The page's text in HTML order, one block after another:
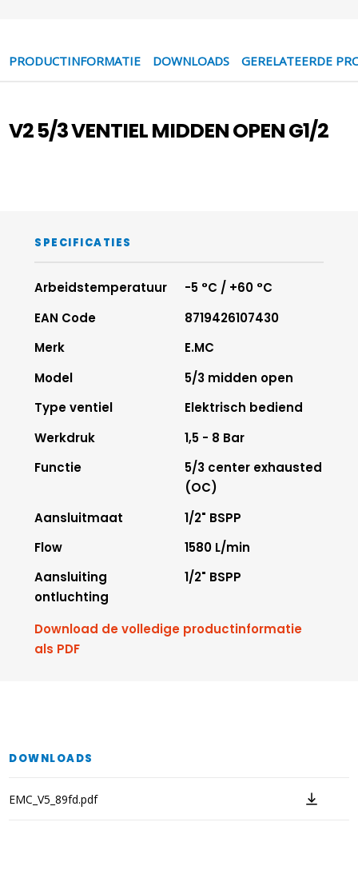
PRODUCTINFORMATIE DOWNLOADS GERELATEERDE
V2 5/3 VENTIEL MIDDEN OPEN G1/2
SPECIFICATIES
Arbeidstemperatuur
-5 °C / +60 °C
EAN Code
8719426107430
Merk
E.MC
Model
5/3 midden open
Type ventiel
Elektrisch bediend
Werkdruk
1,5 - 8 Bar
Functie
5/3 center exhausted
(OC)
Aansluitmaat
1/2" BSPP
Flow
1580 L/min
Aansluiting
ontluchting
1/2" BSPP
Download de volledige productinformatie
als PDF
DOWNLOADS
EMC_V5_89fd.pdf